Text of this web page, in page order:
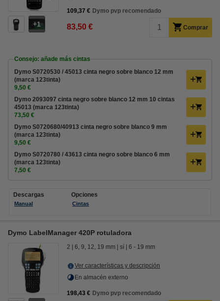
1
109,37 € Dymo pvp recomendado
83,50 € Comprar
Consejo: añade más cintas
Dymo S0720530 / 45013 cinta negro sobre blanco 12 mm
(marca 123tinta)
9,50 €
Dymo 2093097 cinta negro sobre blanco 12 mm 10 cintas
45013 (marca 123tinta)
73,50 €
Dymo S0720680/40913 cinta negro sobre blanco 9 mm
(marca 123tinta)
9,50 €
Dymo S0720780 / 43613 cinta negro sobre blanco 6 mm
(marca 123tinta)
7,50 €
Descargas
Manual
Opciones
Cintas
Dymo LabelManager 420P rotuladora
2 6, 9, 12, 19 mm sí 6 - 19 mm
Ver características y descripción
En almacén externo
198,43 € Dymo pvp recomendado